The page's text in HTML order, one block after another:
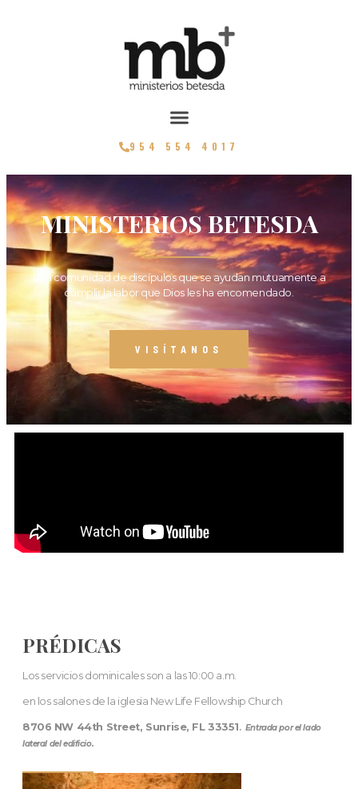
954 554 4017
MINISTERIOS BETESDA
Una comunidad de discípulos que se ayudan mutuamente a
cumplir la labor que Dios les ha encomendado.
VISÍTANOS
PRÉDICAS
Los servicios dominicales son a las 10:00 a.m.
en los salones de la iglesia New Life Fellowship Church
8706 NW 44th Street, Sunrise, FL 33351. Entrada por el lado
lateral del edificio.